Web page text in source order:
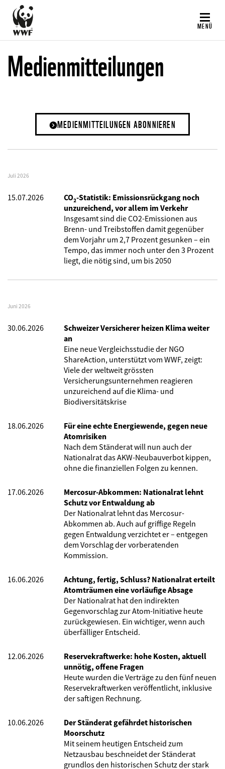
Direkt
zum
Inhalt
MENÜ
Medienmitteilungen
MEDIENMITTEILUNGEN ABONNIEREN
Juli 2026
15.07.2026
CO₂-Statistik: Emissionsrückgang noch
unzureichend, vor allem im Verkehr
Insgesamt sind die CO2-Emissionen aus
Brenn- und Treibstoffen damit gegenüber
dem Vorjahr um 2,7 Prozent gesunken – ein
Tempo, das immer noch unter den 3 Prozent
liegt, die nötig sind, um bis 2050
Juni 2026
30.06.2026
Schweizer Versicherer heizen Klima weiter
an
Eine neue Vergleichsstudie der NGO
ShareAction, unterstützt vom WWF, zeigt:
Viele der weltweit grössten
Versicherungsunternehmen reagieren
unzureichend auf die Klima- und
Biodiversitätskrise
18.06.2026
Für eine echte Energiewende, gegen neue
Atomrisiken
Nach dem Ständerat will nun auch der
Nationalrat das AKW-Neubauverbot kippen,
ohne die finanziellen Folgen zu kennen.
17.06.2026
Mercosur-Abkommen: Nationalrat lehnt
Schutz vor Entwaldung ab
Der Nationalrat lehnt das Mercosur-
Abkommen ab. Auch auf griffige Regeln
gegen Entwaldung verzichtet er – entgegen
dem Vorschlag der vorberatenden
Kommission.
16.06.2026
Achtung, fertig, Schluss? Nationalrat erteilt
Atomträumen eine vorläufige Absage
Der Nationalrat hat den indirekten
Gegenvorschlag zur Atom-Initiative heute
zurückgewiesen. Ein wichtiger, wenn auch
überfälliger Entscheid.
12.06.2026
Reservekraftwerke: hohe Kosten, aktuell
unnötig, offene Fragen
Heute wurden die Verträge zu den fünf neuen
Reservekraftwerken veröffentlicht, inklusive
der saftigen Rechnung.
10.06.2026
Der Ständerat gefährdet historischen
Moorschutz
Mit seinem heutigen Entscheid zum
Netzausbau beschneidet der Ständerat
grundlos den historischen Schutz der stark